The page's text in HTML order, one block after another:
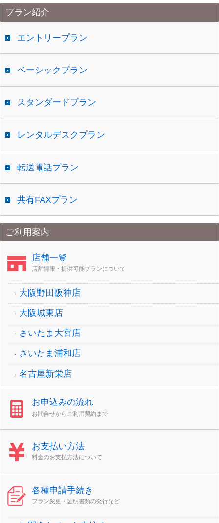
カ
イプラン紹介
エントリープラン
ベーシックプラン
スタンダードプラン
レンタルデスクプラン
転送電話プラン
共有FAXプラン
ご利用案内
店舗一覧
店舗情報・提供可能プランについて
大阪野田阪神店
大阪城東店
さいたま大宮店
さいたま浦和店
名古屋新栄店
お申込みの流れ
お問合せからご利用契約まで
お支払い方法
料金のお支払方法について
各種申請手続き
プラン変更・証明書類の発行など